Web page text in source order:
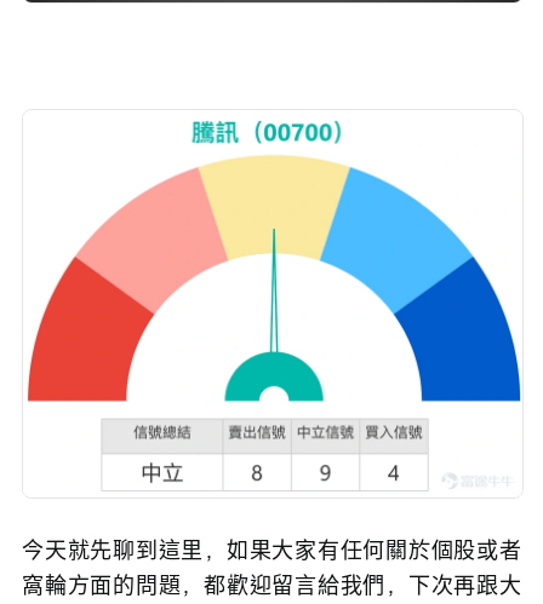
今天就先聊到這里，如果大家有任何關於個股或者
窩輪方面的問題，都歡迎留言給我們，下次再跟大